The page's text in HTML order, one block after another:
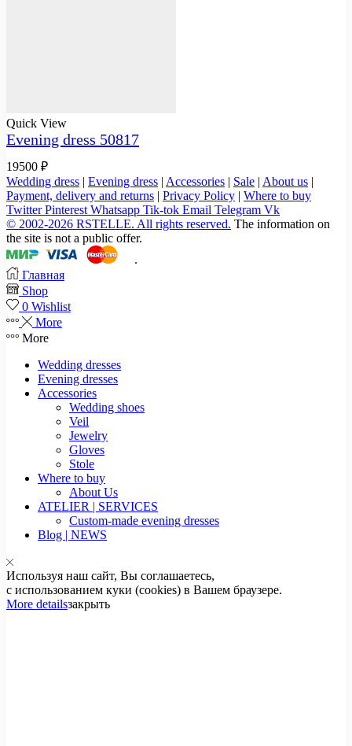
Quick View
Evening dress 50817
19500 ₽
Wedding dress | Evening dress | Accessories | Sale | About us |
Payment, delivery and returns | Privacy Policy | Where to buy
Twitter Pinterest Whatsapp Tik-tok Email Telegram Vk
© 2002-2026 RSTELLE. All rights reserved. The information on
the site is not a public offer.
.
Главная
Shop
0 Wishlist
More
More
Wedding dresses
Evening dresses
Accessories
Wedding shoes
Veil
Jewelry
Gloves
Stole
Where to buy
About Us
ATELIER | SERVICES
Custom-made evening dresses
Blog | NEWS
Используя наш сайт, Вы соглашаетесь,
с использованием куки (cookies) в Вашем браузере.
More detailsзакрыть